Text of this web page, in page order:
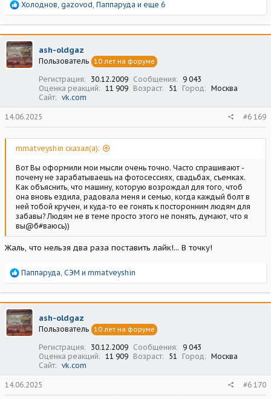
музыкального клипа на красивую песню. Готов за компенсацию
моральное удовлетворение от работы.
Р
а
к
ц
и
и
Холоднов, gazovod, Паппаруда и еще 6
ash-oldgaz
Пользователь 10 лет на форуме
Регистрация 30.12.2009 Сообщения
9 043
Оценка реакций
11 909 Возраст 51 Город
Москва
Сайт
vk.com
14.06.2025 #6 169
mmatveyshin сказал(а):
Вот Вы оформили мои мысли очень точно. Часто спрашивают -
почему не зарабатываешь на фотосессиях, свадьбах, съемках.
Как объяснить, что машину, которую возрождал для того, чтоб
она вновь ездила, радовала меня и семью, когда каждый болт в
ней тобой кручен, и куда-то ее гонять к посторонним людям для
забавы? Людям не в теме просто этого не понять, думают, что я
вы@б#ваюсь))
Жаль, что нельзя два раза поставить лайк!... В точку!
Р
а
к
ц
и
и
Паппаруда СЭМ и mmatveyshin
ash-oldgaz
Пользователь 10 лет на форуме
Регистрация 30.12.2009 Сообщения
9 043
Оценка реакций
11 909 Возраст 51 Город
Москва
Сайт
vk.com
14.06.2025 #6 170